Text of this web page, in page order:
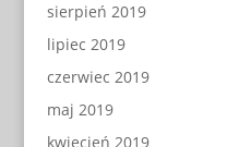
sierpień 2019
lipiec 2019
czerwiec 2019
maj 2019
kwiecień 2019